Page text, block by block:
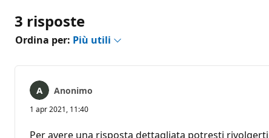
3 risposte
Ordina per: Più utili
Anonimo
1 apr 2021, 11:40
Per avere una risposta dettagliata potresti